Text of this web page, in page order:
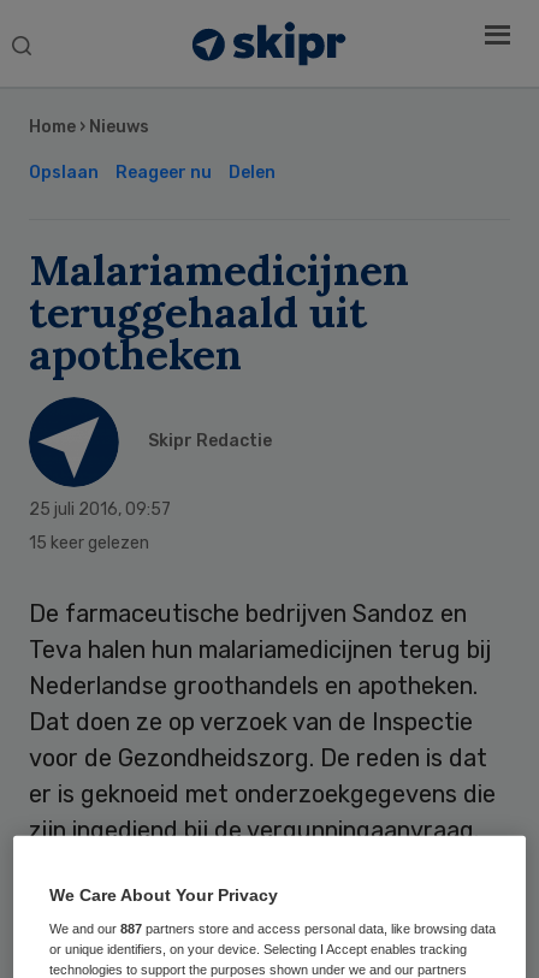
Search
Home › Nieuws
Opslaan Reageer nu Delen
Malariamedicijnen
teruggehaald uit
apotheken
Skipr Redactie
25 juli 2016, 09:57
15 keer gelezen
De farmaceutische bedrijven Sandoz en
Teva halen hun malariamedicijnen terug bij
Nederlandse groothandels en apotheken.
Dat doen ze op verzoek van de Inspectie
voor de Gezondheidszorg. De reden is dat
er is geknoeid met onderzoekgegevens die
zijn ingediend bij de vergunningaanvraag.
Het gaat om de twee zogeheten generieke
medicijnen Atovaquon/Proguanil HCl
Sandoz en Atovaquon/Proguanil Teva.
Sidebar
We Care About Your Privacy
We and our887 partners store and access personal data, like browsing data
or unique identifiers, on your device. Selecting I Accept enables tracking
technologies to support the purposes shown under we and our partners